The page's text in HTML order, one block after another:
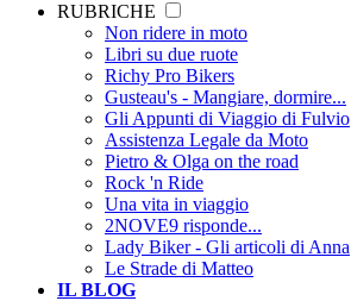
RUBRICHE
Non ridere in moto
Libri su due ruote
Richy Pro Bikers
Gusteau's - Mangiare, dormire...
Gli Appunti di Viaggio di Fulvio
Assistenza Legale da Moto
Pietro & Olga on the road
Rock 'n Ride
Una vita in viaggio
2NOVE9 risponde...
Lady Biker - Gli articoli di Anna
Le Strade di Matteo
IL BLOG